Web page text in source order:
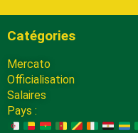
Catégories
Mercato
Officialisation
Salaires
Pays :